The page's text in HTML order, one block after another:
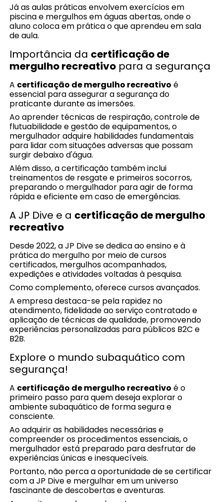
Já as aulas práticas envolvem exercícios em
piscina e mergulhos em águas abertas, onde o
aluno coloca em prática o que aprendeu em sala
de aula.
Importância da certificação de
mergulho recreativo para a segurança
A certificação de mergulho recreativo é
essencial para assegurar a segurança do
praticante durante as imersões.
Ao aprender técnicas de respiração, controle de
flutuabilidade e gestão de equipamentos, o
mergulhador adquire habilidades fundamentais
para lidar com situações adversas que possam
surgir debaixo d'água.
Além disso, a certificação também inclui
treinamentos de resgate e primeiros socorros,
preparando o mergulhador para agir de forma
rápida e eficiente em caso de emergências.
A JP Dive e a certificação de mergulho
recreativo
Desde 2022, a JP Dive se dedica ao ensino e à
prática do mergulho por meio de cursos
certificados, mergulhos acompanhados,
expedições e atividades voltadas à pesquisa.
Como complemento, oferece cursos avançados.
A empresa destaca-se pela rapidez no
atendimento, fidelidade ao serviço contratado e
aplicação de técnicas de qualidade, promovendo
experiências personalizadas para públicos B2C e
B2B.
Explore o mundo subaquático com
segurança!
A certificação de mergulho recreativo é o
primeiro passo para quem deseja explorar o
ambiente subaquático de forma segura e
consciente.
Ao adquirir as habilidades necessárias e
compreender os procedimentos essenciais, o
mergulhador está preparado para desfrutar de
experiências únicas e inesquecíveis.
Portanto, não perca a oportunidade de se certificar
com a JP Dive e mergulhar em um universo
fascinante de descobertas e aventuras.